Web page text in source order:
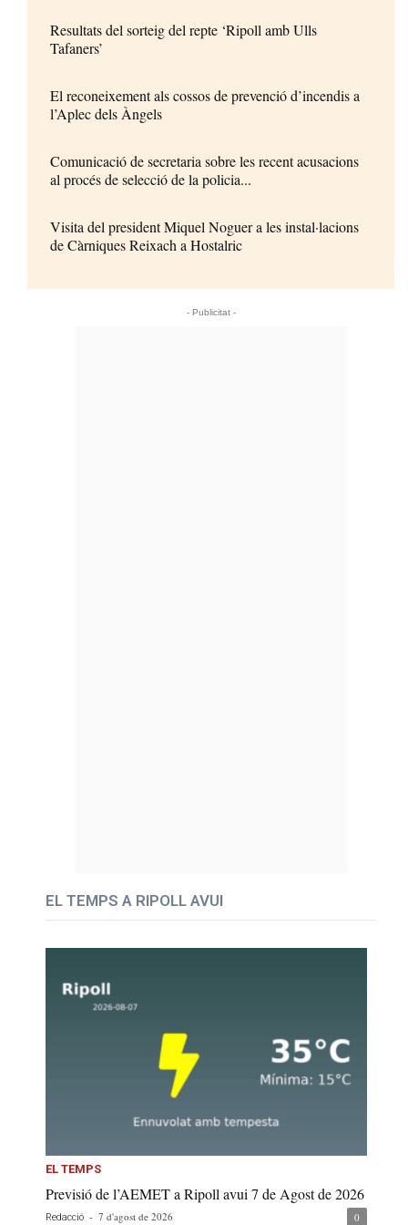
Resultats del sorteig del repte ‘Ripoll amb Ulls
Tafaners’
El reconeixement als cossos de prevenció d’incendis a
l’Aplec dels Àngels
Comunicació de secretaria sobre les recent acusacions
al procés de selecció de la policia...
Visita del president Miquel Noguer a les instal·lacions
de Càrniques Reixach a Hostalric
- Publicitat -
EL TEMPS A RIPOLL AVUI
EL TEMPS
Previsió de l’AEMET a Ripoll avui 7 de Agost de 2026
Redacció - 7 d'agost de 2026 0